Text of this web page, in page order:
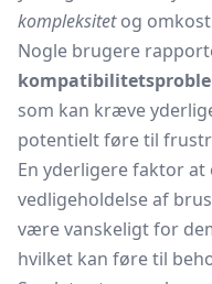
kompleksitetog
Nogle brugere
som kan kræve
potentielt føre til
En yderligere faktor at
vedligeholdelse af
være vanskeligt for
hvilket kan føre til